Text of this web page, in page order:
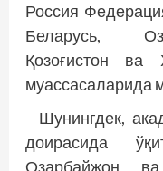
Россия
Беларусь,
Қозоғистон ва
муассасаларида
Шунингдек,
доирасида
Озарбайжон